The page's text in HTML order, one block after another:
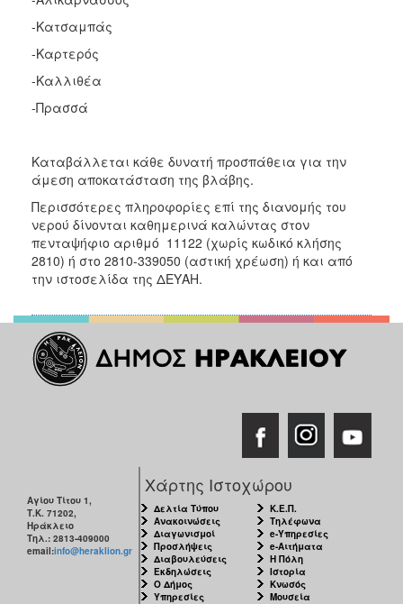
ΤΟΠΟΣ
ΠΟΛΙΤΙΣΜΟΣ
ΑΝΘΕΚΤΙΚΗ
-Κατσαμπάς
-Καρτερός
-Καλλιθέα
-Πρασσά
Καταβάλλεται κάθε δυνατή προσπάθεια για την
άμεση αποκατάσταση της βλάβης.
Περισσότερες πληροφορίες επί της διανομής του
νερού δίνονται καθημερινά καλώντας στον
πενταψήφιο αριθμό 11122 (χωρίς κωδικό κλήσης
2810) ή στο 2810-339050 (αστική χρέωση) ή και από
την ιστοσελίδα της ΔΕΥΑΗ.
Αγίου Τίτου 1,
Τ.Κ. 71202,
Ηράκλειο
Τηλ.: 2813-409000
email:info@heraklion.gr
Χάρτης Ιστοχώρου
Δελτία Τύπου
Ανακοινώσεις
Διαγωνισμοί
Προσλήψεις
Διαβουλεύσεις
Εκδηλώσεις
Ο Δήμος
Υπηρεσίες
Κ.Ε.Π.
Τηλέφωνα
e-Υπηρεσίες
e-Αιτήματα
Η Πόλη
Ιστορία
Κνωσός
Μουσεία